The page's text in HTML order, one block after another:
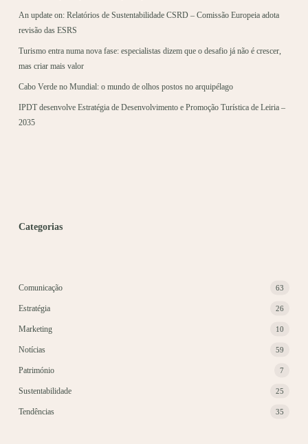
An update on: Relatórios de Sustentabilidade CSRD – Comissão Europeia adota
revisão das ESRS
Turismo entra numa nova fase: especialistas dizem que o desafio já não é crescer,
mas criar mais valor
Cabo Verde no Mundial: o mundo de olhos postos no arquipélago
IPDT desenvolve Estratégia de Desenvolvimento e Promoção Turística de Leiria –
2035
Categorias
Comunicação 63
Estratégia 26
Marketing 10
Notícias 59
Património 7
Sustentabilidade 25
Tendências 35